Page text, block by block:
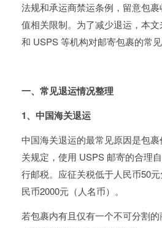
法规和承运商禁运条例，留意包
值相关限制。为了减少退运，本
和 USPS 等机构对邮寄包裹的常见
一、常见退运情况整理
1、中国海关退运
中国海关退运的最常见原因是包
关规定，使用 USPS 邮寄的合理
行邮税。应征关税低于人民币50
民币2000元（人名币）。
若包裹内有且仅有一个不可分割